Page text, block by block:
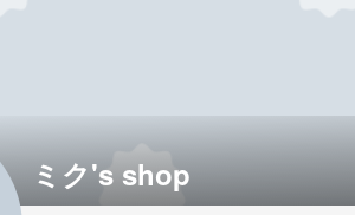
ミク's shop